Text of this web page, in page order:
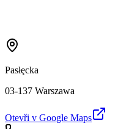
Pasłęcka
03-137 Warszawa
Otevři v Google Maps